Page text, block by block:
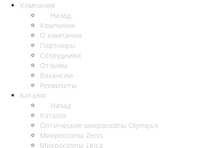
Компания
Назад
Компания
О компании
Партнеры
Сотрудники
Отзывы
Вакансии
Реквизиты
Каталог
Назад
Каталог
Оптические микроскопы Olympus
Микроскопы Zeiss
Микроскопы Leica